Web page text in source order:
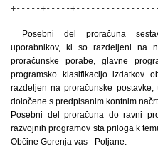
+-----+-----
Posebni del proračuna
uporabnikov, ki so razdeljeni na
proračunske porabe, glavne
programsko klasifikacijo izdatkov
razdeljen na proračunske
določene s predpisanim kontnim
Posebni del proračuna do ravni
razvojnih programov sta priloga k
Občine Gorenja vas - Poljane.